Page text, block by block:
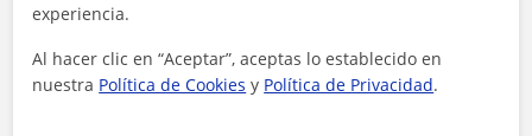
experiencia.
Al hacer clic en “Aceptar”, aceptas lo establecido en
nuestra Política de Cookies y Política de Privacidad.